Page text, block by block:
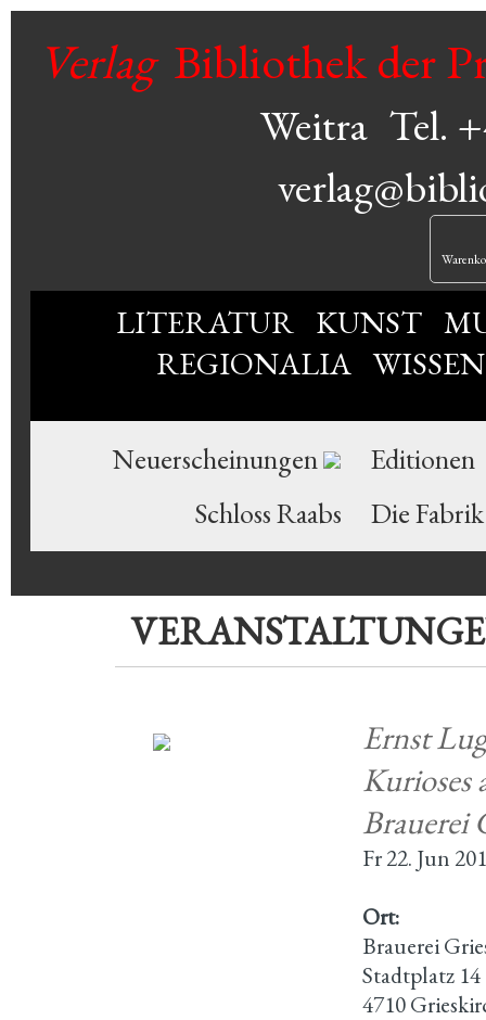
VerlagBibliothek der
Weitra Tel.
LITERATUR KUNST
REGIONALIA
Neuerscheinungen
Editionen
Schloss Raabs
Die Fabrik
Ernst
Kurioses
Brauerei
Fr 22. Jun
Ort:
Brauerei
Stadtplatz 14
4710